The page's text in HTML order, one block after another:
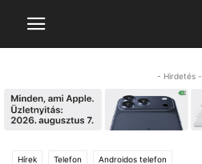
- Hirdetés -
Hírek Telefon Androidos telefon